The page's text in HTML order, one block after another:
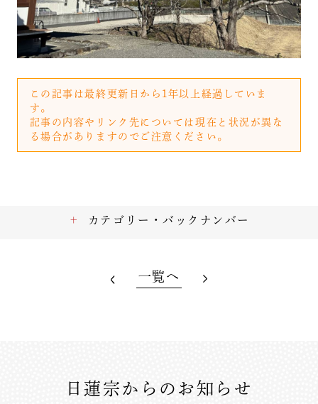
この記事は最終更新日から1年以上経過していま
す。
記事の内容やリンク先については現在と状況が異な
る場合がありますのでご注意ください。
カテゴリー・バックナンバー
一覧へ
日蓮宗からのお知らせ